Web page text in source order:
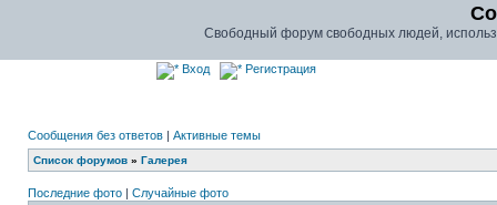
Свободный форум свободных людей,
Вход Регистрация
Сообщения без ответов | Активные темы
Список форумов » Галерея
Последние фото | Случайные фото